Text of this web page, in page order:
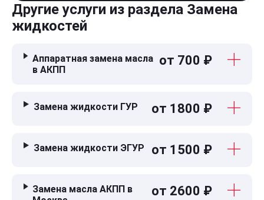
Другие услуги из раздела Замена
жидкостей
Аппаратная замена масла
в АКПП
от 700 ₽
Замена жидкости ГУР от 1800 ₽
Замена жидкости ЭГУР от 1500 ₽
Замена масла АКПП в
от 2600 ₽